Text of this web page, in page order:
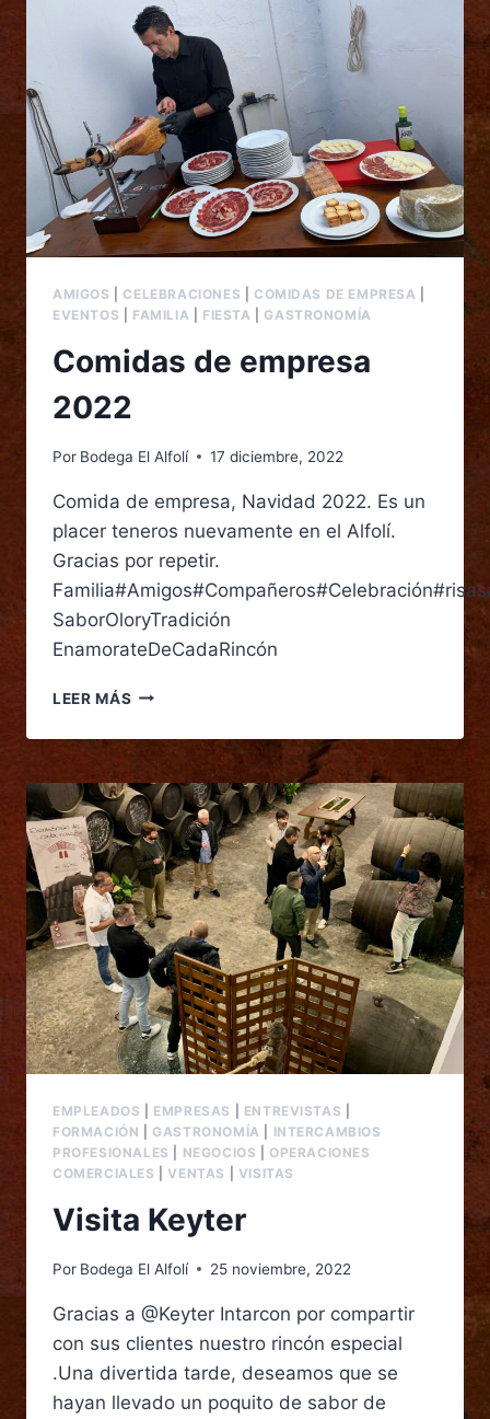
AMIGOS CELEBRACIONES COMIDAS DE EMPRESA
EVENTOS
FAMILIA FIESTA GASTRONOMÍA
Comidas de empresa
2022
Por Bodega El Alfolí 17 diciembre, 2022
Comida de empresa, Navidad 2022. Es un
placer teneros nuevamente en el Alfolí.
Gracias por repetir.
SaborOloryTradición
EnamorateDeCadaRincón
LEER MÁS
EMPLEADOS EMPRESAS ENTREVISTAS
FORMACIÓN
GASTRONOMÍA
INTERCAMBIOS
PROFESIONALES
NEGOCIOS
OPERACIONES
COMERCIALES
|VENTAS VISITAS
Visita Keyter
Por Bodega El Alfolí 25 noviembre, 2022
Gracias a @Keyter Intarcon por compartir
con sus clientes nuestro rincón especial
.Una divertida tarde, deseamos que se
hayan llevado un poquito de sabor de